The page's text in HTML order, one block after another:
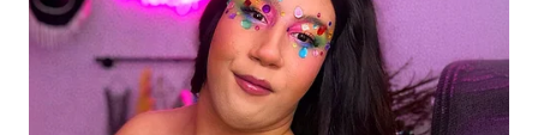
WN
KARAWANG